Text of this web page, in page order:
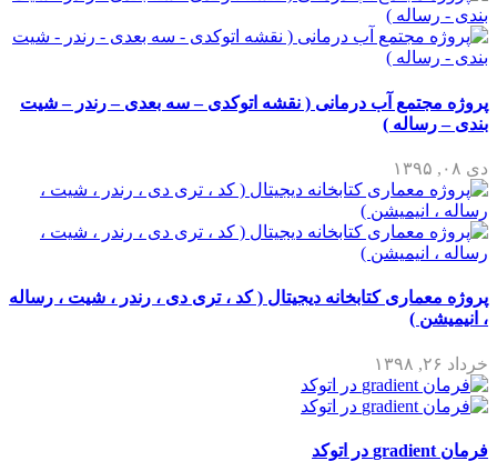
پروژه مجتمع آب درمانی ( نقشه اتوکدی – سه بعدی – رندر – شیت
بندی – رساله )
دی ۰۸, ۱۳۹۵
پروژه معماری کتابخانه دیجیتال ( کد ، تری دی ، رندر ، شیت ، رساله
، انیمیشن )
خرداد ۲۶, ۱۳۹۸
فرمان gradient در اتوکد